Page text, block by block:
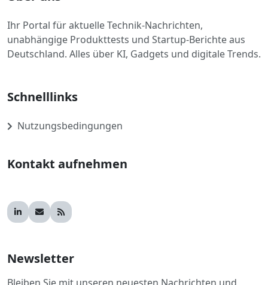
Ihr Portal für aktuelle Technik-Nachrichten,
unabhängige Produkttests und Startup-Berichte aus
Deutschland. Alles über KI, Gadgets und digitale Trends.
Schnelllinks
Nutzungsbedingungen
Kontakt aufnehmen
Newsletter